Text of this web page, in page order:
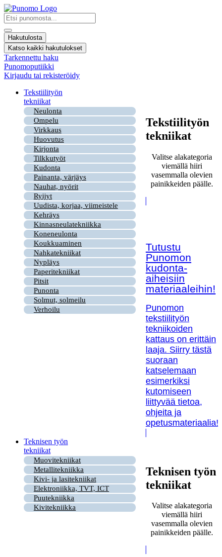
Mene
sisältöön
Search
...
Hakutulosta
Katso kaikki hakutulokset
Tarkennettu haku
Punomoputiikki
Kirjaudu tai rekisteröidy
Tekstiilityön
tekniikat
Neulonta
Ompelu
Virkkaus
Huovutus
Kirjonta
Tilkkutyöt
Kudonta
Painanta, värjäys
Nauhat, nyörit
Ryijyt
Uudista, korjaa, viimeistele
Kehräys
Kinnasneulatekniikka
Koneneulonta
Koukkuaminen
Nahkatekniikat
Nypläys
Paperitekniikat
Pitsit
Punonta
Solmut, solmeilu
Verhoilu
Tekstiilityön
tekniikat
Valitse alakategoria
viemällä hiiri
vasemmalla olevien
painikkeiden päälle.
Tutustu
Punomon
kudonta-
aiheisiin
materiaaleihin!
Punomon
tekstiilityön
tekniikoiden
kattaus on erittäin
laaja. Siirry tästä
suoraan
katselemaan
esimerkiksi
kutomiseen
liittyvää tietoa,
ohjeita ja
opetusmateriaalia!
Teknisen työn
tekniikat
Muovitekniikat
Metallitekniikka
Kivi- ja lasitekniikat
Elektroniikka, TVT, ICT
Puutekniikka
Kivitekniikka
Teknisen työn
tekniikat
Valitse alakategoria
viemällä hiiri
vasemmalla olevien
painikkeiden päälle.